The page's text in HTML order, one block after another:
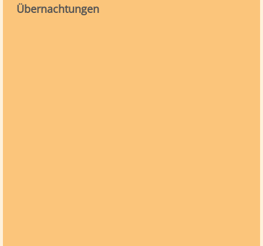
Übernachtungen